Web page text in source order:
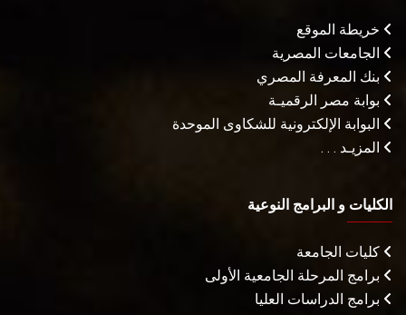
خريطة الموقع
الجامعات المصرية
بنك المعرفة المصري
بوابة مصر الرقميـة
البوابة الإلكترونية للشكاوى الموحدة
المزيـد . . .
الكليات و البرامج النوعية
كليات الجامعة
برامج المرحلة الجامعية الأولى
برامج الدراسات العليا